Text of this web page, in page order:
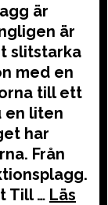
är
är
slitstarka
med en
till ett
en liten
har
Från
Till …